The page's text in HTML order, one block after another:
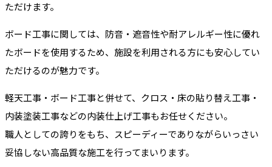
ただけます。
ボード工事に関しては、防音・遮音性や耐アレルギー性に優れ
たボードを使用するため、施設を利用される方にも安心してい
ただけるのが魅力です。
軽天工事・ボード工事と併せて、クロス・床の貼り替え工事・
内装塗装工事などの内装仕上げ工事もお任せください。
職人としての誇りをもち、スピーディーでありながらいっさい
妥協しない高品質な施工を行ってまいります。